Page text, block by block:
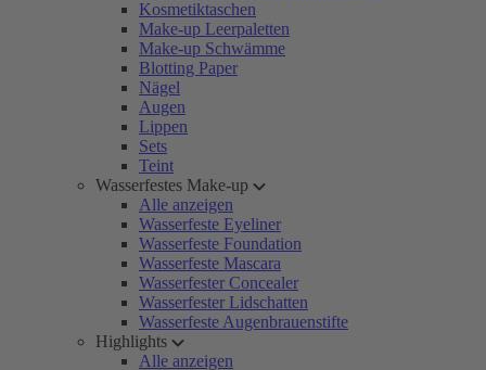
Kosmetiktaschen
Make-up Leerpaletten
Make-up Schwämme
Blotting Paper
Nägel
Augen
Lippen
Sets
Teint
Wasserfestes Make-up
Alle anzeigen
Wasserfeste Eyeliner
Wasserfeste Foundation
Wasserfeste Mascara
Wasserfester Concealer
Wasserfester Lidschatten
Wasserfeste Augenbrauenstifte
Highlights
Alle anzeigen